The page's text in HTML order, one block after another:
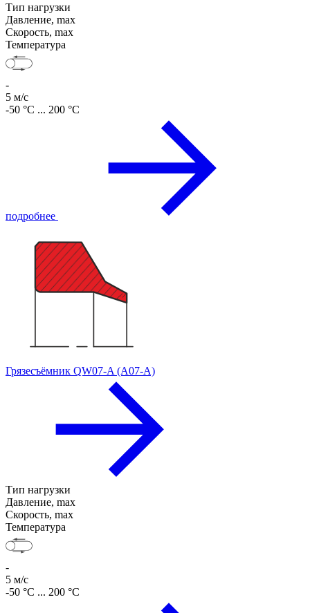
Тип нагрузки
Давление, max
Скорость, max
Температура
-
5 м/с
-50 °C ... 200 °C
подробнее
Грязесъёмник QW07-A (A07-A)
Тип нагрузки
Давление, max
Скорость, max
Температура
-
5 м/с
-50 °C ... 200 °C